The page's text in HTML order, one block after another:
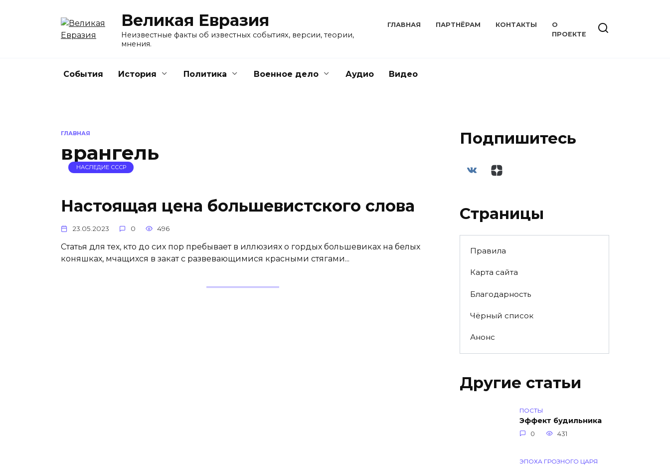
Великая Евразия
Неизвестные факты об известных событиях, версии, теории,
мнения.
ГЛАВНАЯ ПАРТНЁРАМ КОНТАКТЫ
О
ПРОЕКТЕ
События История Политика Военное дело Аудио Видео
ГЛАВНАЯ
врангель
НАСЛЕДИЕ СССР
Настоящая цена большевистского слова
23.05.2023 0 496
Статья для тех, кто до сих пор пребывает в иллюзиях о гордых большевиках на белых
коняшках, мчащихся в закат с развевающимися красными стягами...
Подпишитесь
Страницы
Правила
Карта сайта
Благодарность
Чёрный список
Анонс
Другие статьи
ПОСТЫ
Эффект будильника
0 431
ЭПОХА ГРОЗНОГО ЦАРЯ